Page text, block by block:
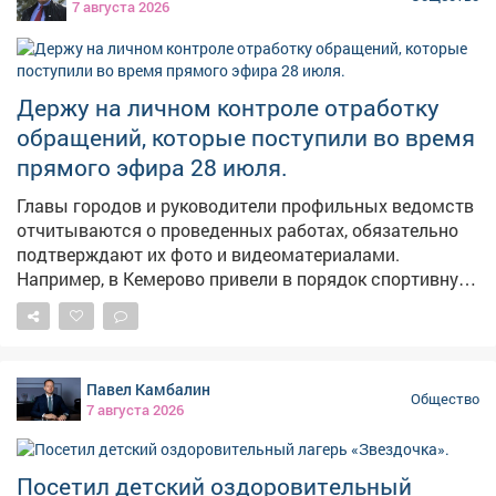
«Авангард». 👉Подробности-в нашем материале!
7 августа 2026
Держу на личном контроле отработку
обращений, которые поступили во время
прямого эфира 28 июля.
Главы городов и руководители профильных ведомств
отчитываются о проведенных работах, обязательно
подтверждают их фото и видеоматериалами.
Например, в Кемерово привели в порядок спортивную
площадку на Притомской набережной. Обновили
лавочки, заменили сетки на кольцах и воротах,
Возьму мяч и с сыном дойду до площадки. Проверим
лично. По обращению жителя села Глубокое начали
установку комплекса фотовидеофиксации на трассе
Новосибирск - Ленинск-Кузнецкий - Кемерово - Юрга.
Некоторые водители там нарушают, люди боятся за
Павел Камбалин
7 августа 2026
Общество
Посетил детский оздоровительный